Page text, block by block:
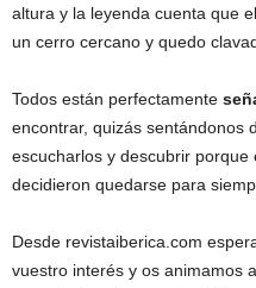
altura y la leyenda cuenta que
un cerro cercano y quedo
Todos están perfectamente
encontrar, quizás sentándonos
escucharlos y descubrir porque
decidieron quedarse para
Desde revistaiberica.com
vuestro interés y os animamos